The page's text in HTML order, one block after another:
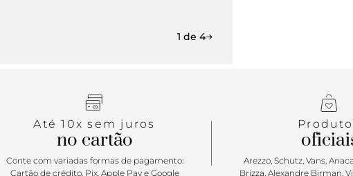
1 de 4
Até 10x sem juros
no cartão
Conte com variadas formas de pagamento:
Cartão de crédito, Pix, Apple Pay e Google
Arezzo, Schutz, Vans,
Brizza, Alexandre Birman,